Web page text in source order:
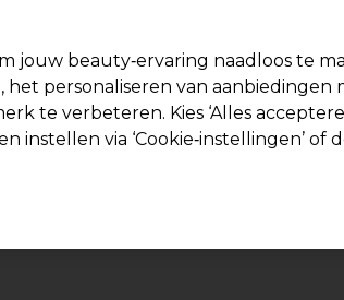
Deals 🌟 Haar Elektra Beauty
geleverd*
jouw beauty‑ervaring naadloos te
personaliseren van
te verbeteren. Kies ‘Alles
instellen via ‘Cookie‑instellingen’ of